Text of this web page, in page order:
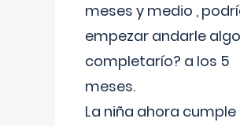
meses y medio ,
empezar andarle algo
completarío? a los 5
meses.
La niña ahora cumple